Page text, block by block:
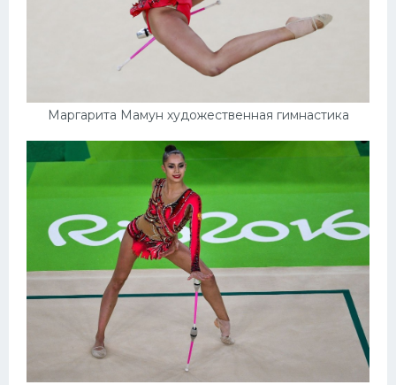
Маргарита Мамун художественная гимнастика